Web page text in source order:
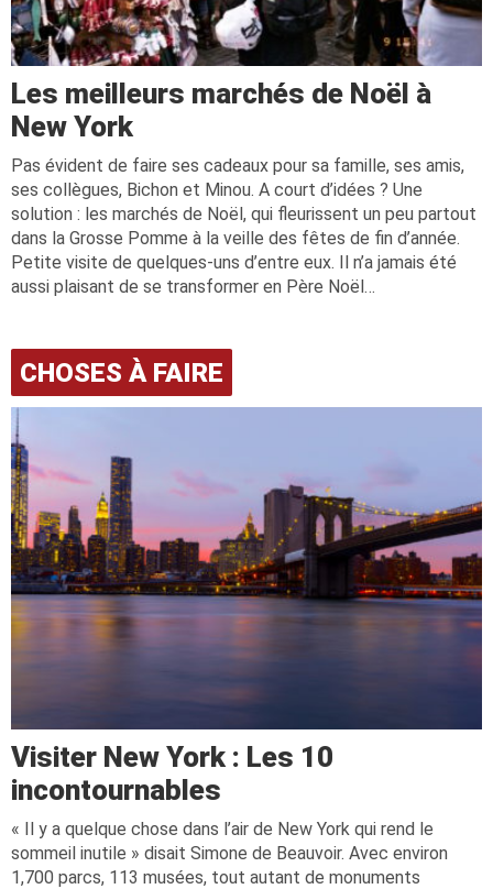
Les meilleurs marchés de Noël à
New York
Pas évident de faire ses cadeaux pour sa famille, ses amis,
ses collègues, Bichon et Minou. A court d’idées ? Une
solution : les marchés de Noël, qui fleurissent un peu partout
dans la Grosse Pomme à la veille des fêtes de fin d’année.
Petite visite de quelques-uns d’entre eux. Il n’a jamais été
aussi plaisant de se transformer en Père Noël…
CHOSES À FAIRE
Visiter New York : Les 10
incontournables
« Il y a quelque chose dans l’air de New York qui rend le
sommeil inutile » disait Simone de Beauvoir. Avec environ
1,700 parcs, 113 musées, tout autant de monuments